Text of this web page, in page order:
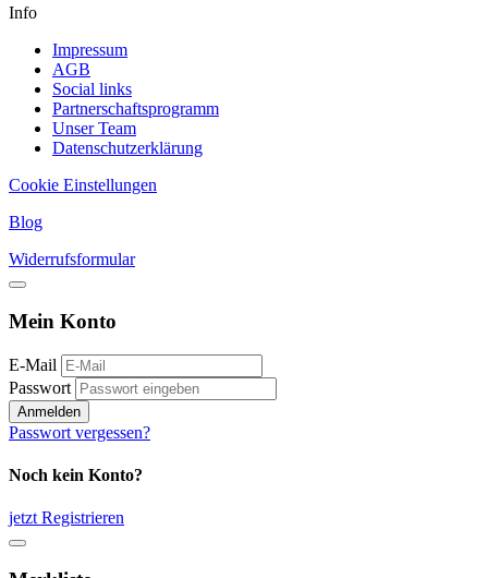
Info
Impressum
AGB
Social links
Partnerschaftsprogramm
Unser Team
Datenschutzerklärung
Cookie Einstellungen
Blog
Widerrufsformular
Mein Konto
E-Mail
Passwort
Anmelden
Passwort vergessen?
Noch kein Konto?
jetzt Registrieren